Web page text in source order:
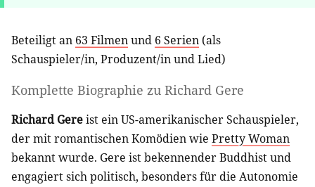
Beteiligt an 63 Filmenund 6 Serien (als
Schauspieler/in, Produzent/inundLied)
Komplette Biographie zu Richard Gere
Richard Gereist ein US-amerikanischer Schauspieler,
der mit romantischen Komödien wie Pretty Woman
bekannt wurde. Gere ist bekennender Buddhist und
engagiert sich politisch, besonders für die Autonomie